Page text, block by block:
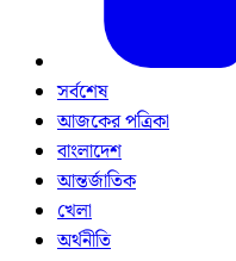
সর্বশেষ
আজকের পত্রিকা
বাংলাদেশ
আন্তর্জাতিক
খেলা
অর্থনীতি